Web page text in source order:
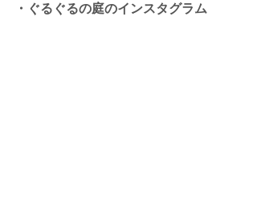
・ぐるぐるの庭のインスタグラム